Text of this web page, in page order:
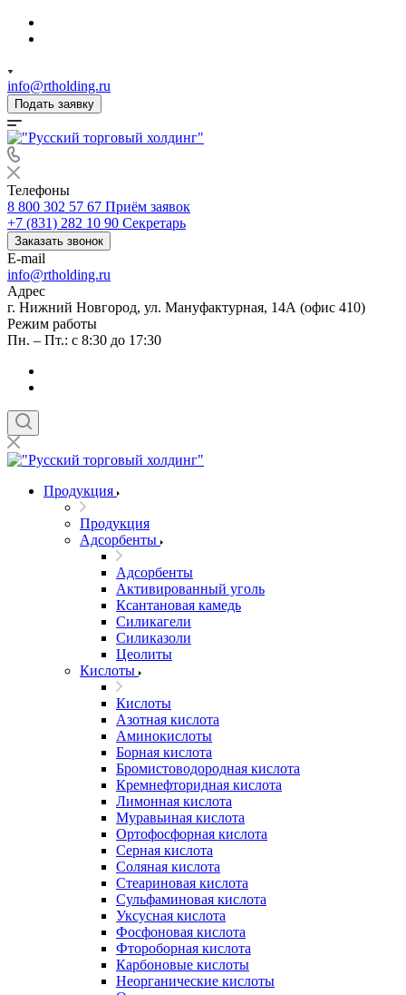
info@rtholding.ru
Подать заявку
Телефоны
8 800 302 57 67 Приём заявок
+7 (831) 282 10 90 Секретарь
Заказать звонок
E-mail
info@rtholding.ru
Адрес
г. Нижний Новгород, ул. Мануфактурная, 14А (офис 410)
Режим работы
Пн. – Пт.: с 8:30 до 17:30
Продукция
Продукция
Адсорбенты
Адсорбенты
Активированный уголь
Ксантановая камедь
Силикагели
Силиказоли
Цеолиты
Кислоты
Кислоты
Азотная кислота
Аминокислоты
Борная кислота
Бромистоводородная кислота
Кремнефторидная кислота
Лимонная кислота
Муравьиная кислота
Ортофосфорная кислота
Серная кислота
Соляная кислота
Стеариновая кислота
Сульфаминовая кислота
Уксусная кислота
Фосфоновая кислота
Фтороборная кислота
Карбоновые кислоты
Неорганические кислоты